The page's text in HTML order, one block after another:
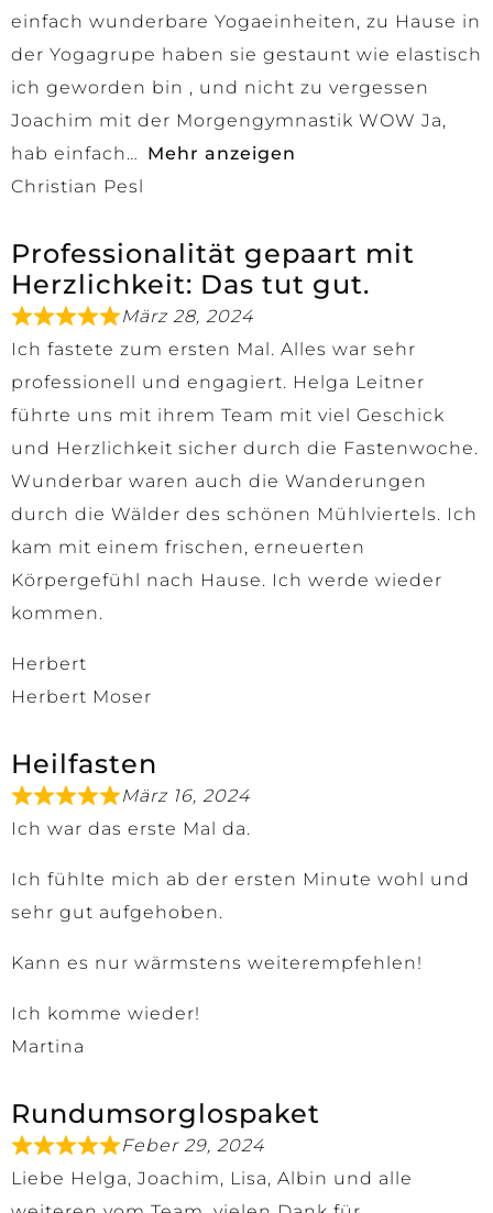
einfach wunderbare Yogaeinheiten, zu Hause in
der Yogagrupe haben sie gestaunt wie elastisch
ich geworden bin , und nicht zu vergessen
Joachim mit der Morgengymnastik WOW Ja,
hab einfach
Mehr anzeigen
Christian Pesl
Professionalität gepaart mit
Herzlichkeit: Das tut gut.
März 28, 2024
Ich fastete zum ersten Mal. Alles war sehr
professionell und engagiert. Helga Leitner
führte uns mit ihrem Team mit viel Geschick
und Herzlichkeit sicher durch die Fastenwoche.
Wunderbar waren auch die Wanderungen
durch die Wälder des schönen Mühlviertels. Ich
kam mit einem frischen, erneuerten
Körpergefühl nach Hause. Ich werde wieder
kommen.
Herbert
Herbert Moser
Heilfasten
März 16, 2024
Ich war das erste Mal da.
Ich fühlte mich ab der ersten Minute wohl und
sehr gut aufgehoben.
Kann es nur wärmstens weiterempfehlen!
Ich komme wieder!
Martina
Rundumsorglospaket
Feber 29, 2024
Liebe Helga, Joachim, Lisa, Albin und alle